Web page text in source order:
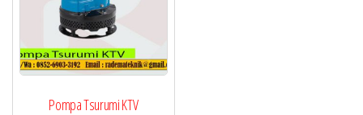
Pompa Tsurumi KTV